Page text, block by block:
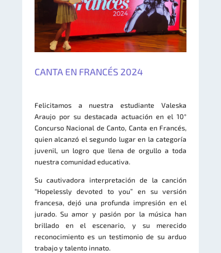
CANTA EN FRANCÉS 2024
Felicitamos a nuestra estudiante Valeska
Araujo por su destacada actuación en el 10°
Concurso Nacional de Canto, Canta en Francés,
quien alcanzó el segundo lugar en la categoría
juvenil, un logro que llena de orgullo a toda
nuestra comunidad educativa.
Su cautivadora interpretación de la canción
“Hopelessly devoted to you” en su versión
francesa, dejó una profunda impresión en el
jurado. Su amor y pasión por la música han
brillado en el escenario, y su merecido
reconocimiento es un testimonio de su arduo
trabajo y talento innato.